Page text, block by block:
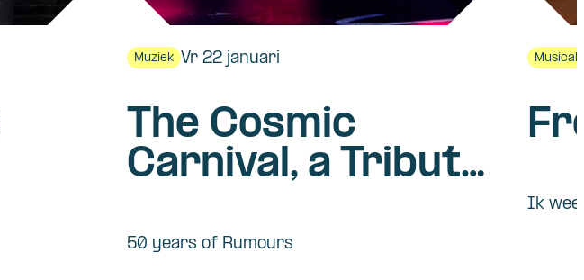
Muziek Vr 22 januari
The Cosmic
Carnival, a Tribute
50 years of Rumours
Musical
Ik